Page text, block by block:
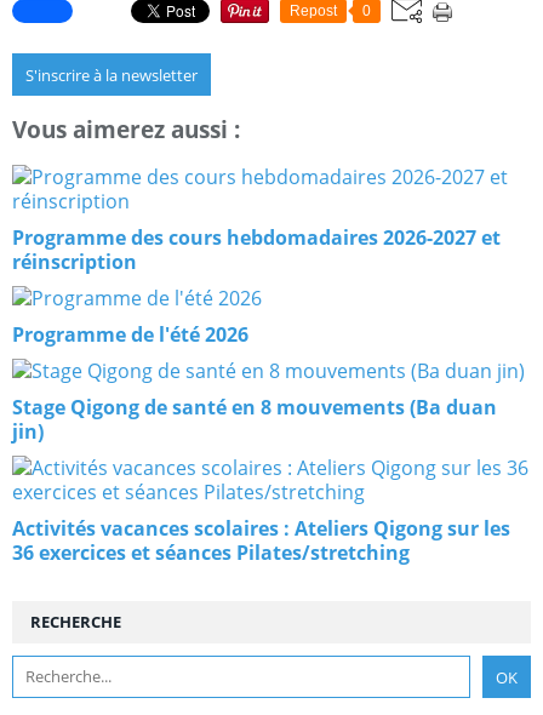
Repost 0
S'inscrire à la newsletter
Vous aimerez aussi :
Programme des cours hebdomadaires 2026-2027 et
réinscription
Programme de l'été 2026
Stage Qigong de santé en 8 mouvements (Ba duan
jin)
Activités vacances scolaires : Ateliers Qigong sur les
36 exercices et séances Pilates/stretching
RECHERCHE